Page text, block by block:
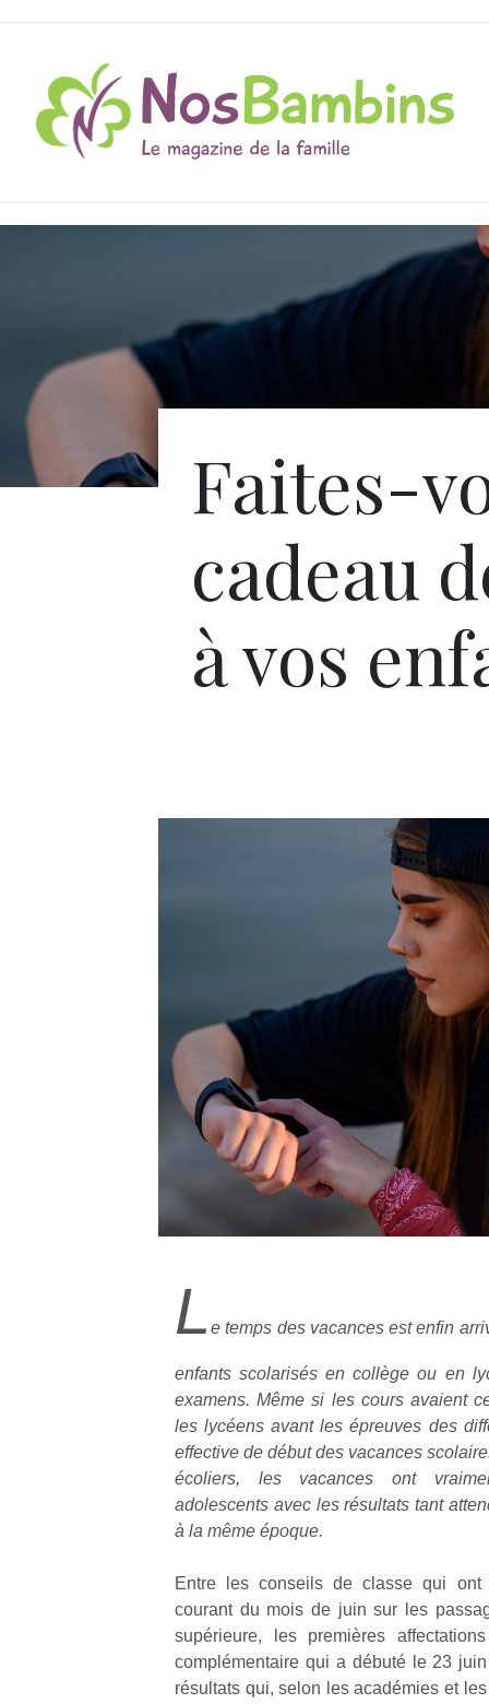
Faites-
cadeau
à vos
L e temps des vacances est enfin
enfants scolarisés en collège ou en
examens. Même si les cours avaient
les lycéens avant les épreuves des
effective de début des vacances
écoliers, les vacances ont
adolescents avec les résultats tant
à la même époque.
Entre les conseils de classe qui
courant du mois de juin sur les
supérieure, les premières
complémentaire qui a débuté le 23
résultats qui, selon les académies et